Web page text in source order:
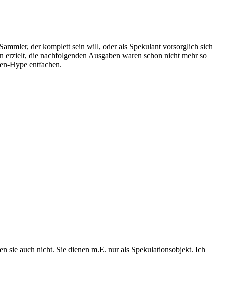
der komplett sein will, oder als Spekulant vorsorglich sich
die nachfolgenden Ausgaben waren schon nicht mehr so
Hype entfachen.
auch nicht. Sie dienen m.E. nur als Spekulationsobjekt. Ich